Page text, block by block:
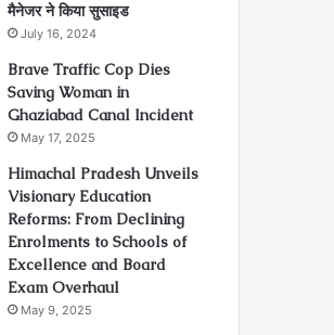
मैनेजर ने किया सुसाइड
July 16, 2024
Brave Traffic Cop Dies
Saving Woman in
Ghaziabad Canal Incident
May 17, 2025
Himachal Pradesh Unveils
Visionary Education
Reforms: From Declining
Enrolments to Schools of
Excellence and Board
Exam Overhaul
May 9, 2025